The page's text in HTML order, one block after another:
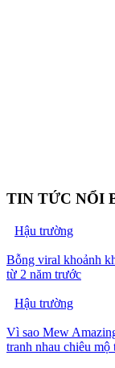
TIN TỨC NỔI
Hậu trường
Bỗng viral khoảnh
từ 2 năm trước
Hậu trường
Vì sao Mew
tranh nhau chiêu